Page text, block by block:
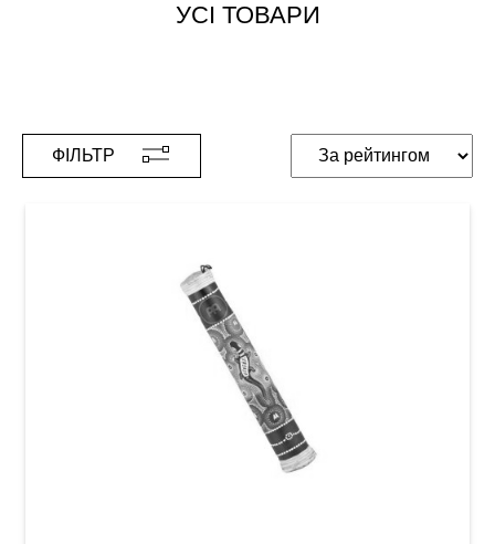
УСІ ТОВАРИ
ФІЛЬТР